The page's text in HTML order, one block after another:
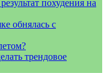
похудения на
обнялась с
трендовое